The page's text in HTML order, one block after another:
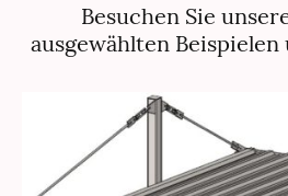
Besuchen Sie
ausgewählten